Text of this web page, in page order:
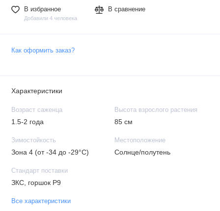
В избранное
Добавили 4 человека
В сравнение
Как оформить заказ?
Характеристики
Возраст саженца
1.5-2 года
Высота взрослого растения
85 см
Зимостойкость
Зона 4 (от -34 до -29°C)
Местоположение
Солнце/полутень
Стандарт поставки
ЗКС, горшок Р9
Все характеристики